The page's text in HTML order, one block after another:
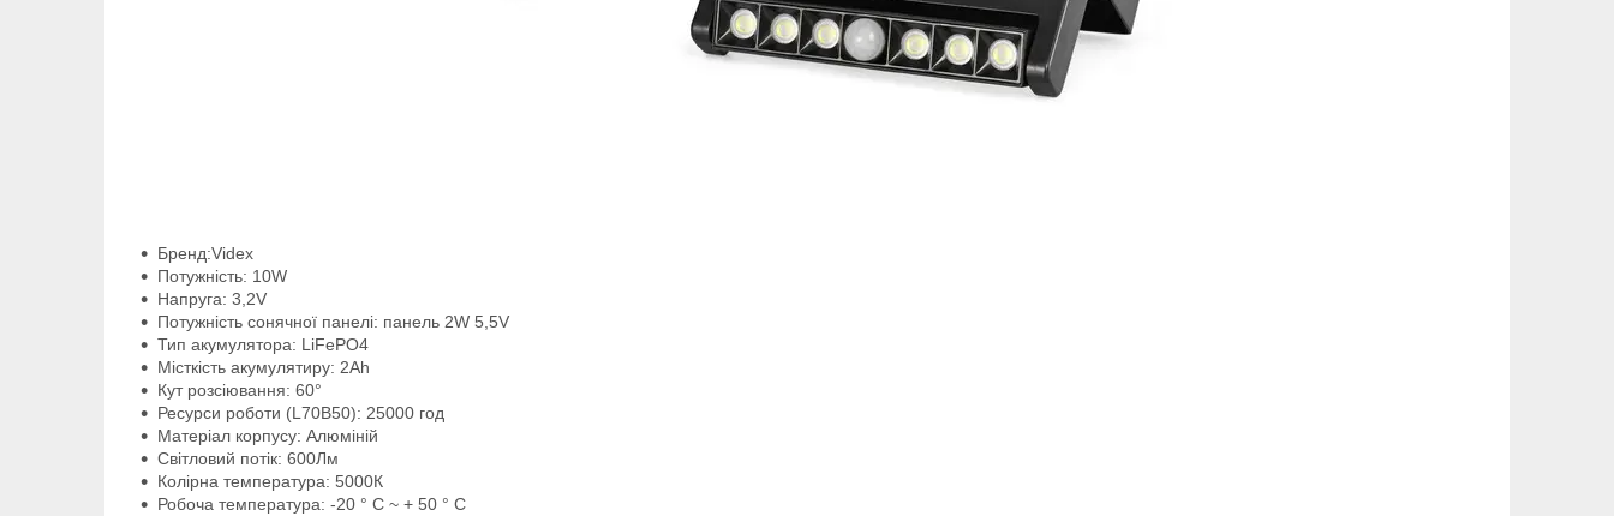
Бренд:Videx
Потужність: 10W
Напруга: 3,2V
Потужність сонячної панелі: панель 2W 5,5V
Тип акумулятора: LiFePO4
Місткість акумулятиру: 2Ah
Кут розсіювання: 60°
Ресурси роботи (L70B50): 25000 год
Матеріал корпусу: Алюміній
Світловий потік: 600Лм
Колірна температура: 5000К
Робоча температура: -20 ° C ~ + 50 ° С